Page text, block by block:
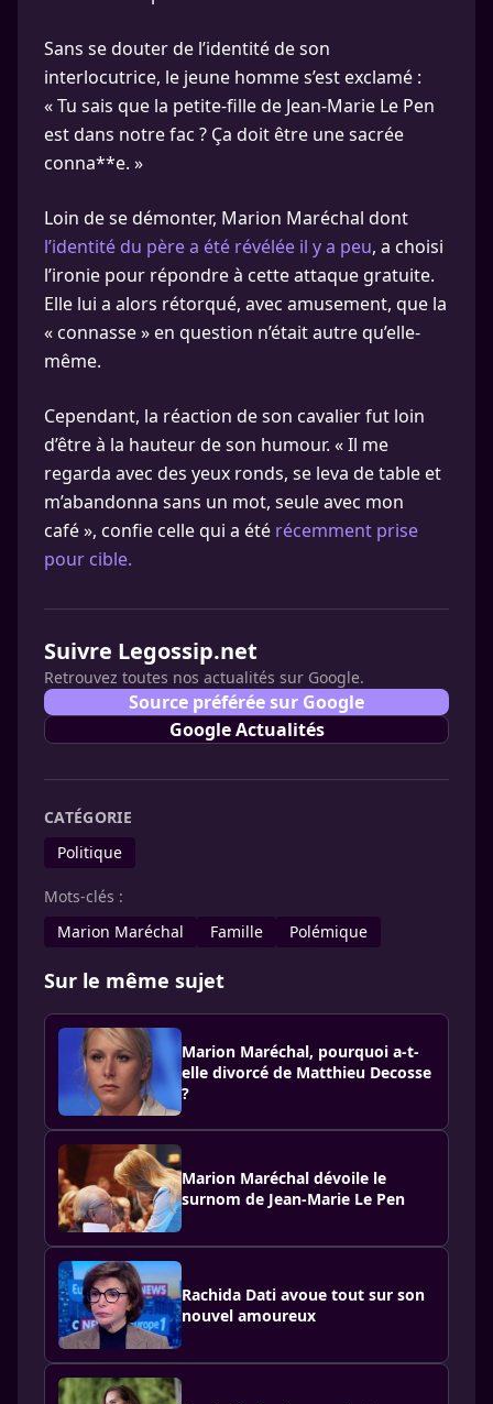
Sans se douter de l’identité de son
interlocutrice, le jeune homme s’est exclamé :
« Tu sais que la petite-fille de Jean-Marie Le Pen
est dans notre fac ? Ça doit être une sacrée
conna**e. »
Loin de se démonter, Marion Maréchal dont
l’identité du père a été révélée il y a peu, a choisi
l’ironie pour répondre à cette attaque gratuite.
Elle lui a alors rétorqué, avec amusement, que la
« connasse » en question n’était autre qu’elle-
même.
Cependant, la réaction de son cavalier fut loin
d’être à la hauteur de son humour. « Il me
regarda avec des yeux ronds, se leva de table et
m’abandonna sans un mot, seule avec mon
café », confie celle qui a été récemment prise
pour cible.
Suivre Legossip.net
Retrouvez toutes nos actualités sur Google.
Source préférée sur Google
Google Actualités
CATÉGORIE
Politique
Mots-clés :
Marion Maréchal
Famille Polémique
Sur le même sujet
Marion Maréchal, pourquoi a-t-
elle divorcé de Matthieu Decosse
?
Marion Maréchal dévoile le
surnom de Jean-Marie Le Pen
Rachida Dati avoue tout sur son
nouvel amoureux